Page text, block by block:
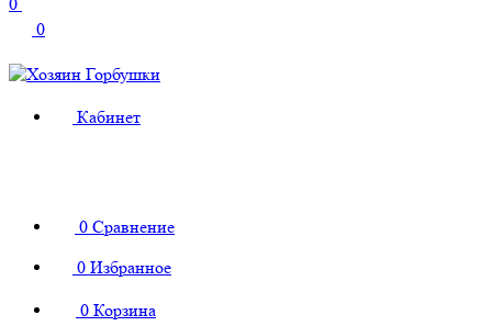
0
0
Кабинет
0 Сравнение
0 Избранное
0 Корзина